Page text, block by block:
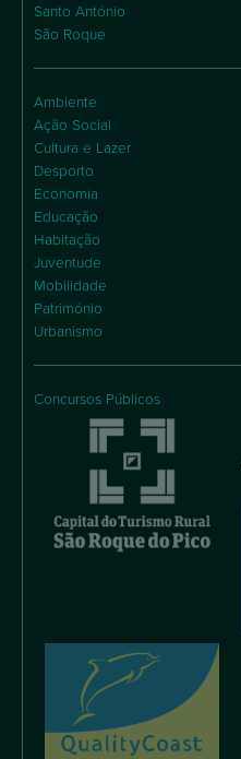
Santo António
São Roque
Ambiente
Ação Social
Cultura e Lazer
Desporto
Economia
Educação
Habitação
Juventude
Mobilidade
Património
Urbanismo
Concursos Públicos